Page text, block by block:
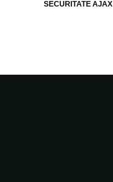
SECURITATE AJAX